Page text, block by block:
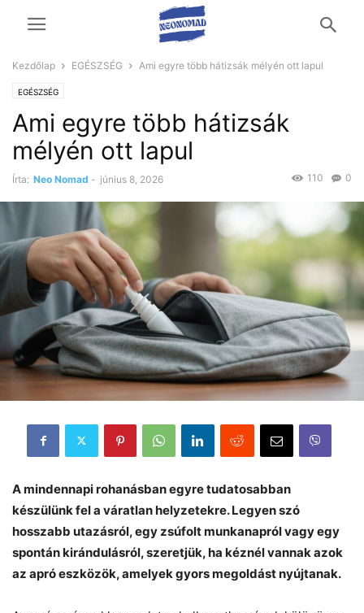
Kezdőlap EGÉSZSÉG Ami egyre több hátizsák mélyén ott lapul
EGÉSZSÉG
Ami egyre több hátizsák
mélyén ott lapul
Írta: Neo Nomad - június 8, 2026 0
110
A mindennapi rohanásban egyre tudatosabban
készülünk fel a váratlan helyzetekre. Legyen szó
hosszabb utazásról, egy zsúfolt munkanapról vagy egy
spontán kirándulásról, szeretjük, ha kéznél vannak azok
az apró eszközök, amelyek gyors megoldást nyújtanak.